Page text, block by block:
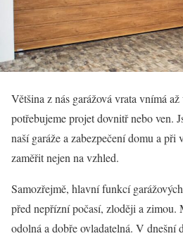
Většina z nás garážová vrata vnímá
potřebujeme projet dovnitř nebo ven.
naší garáže a zabezpečení domu a
zaměřit nejen na vzhled.
Samozřejmě, hlavní funkcí
před nepřízní počasí, zloději a
odolná a dobře ovladatelná. V dnešní